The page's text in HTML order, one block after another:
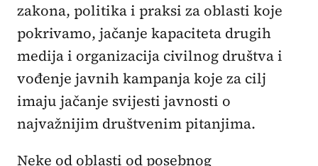
zakona, politika i praksi za oblasti koje
pokrivamo, jačanje kapaciteta drugih
medija i organizacija civilnog društva i
vođenje javnih kampanja koje za cilj
imaju jačanje svijesti javnosti o
najvažnijim društvenim pitanjima.
Neke od oblasti od posebnog